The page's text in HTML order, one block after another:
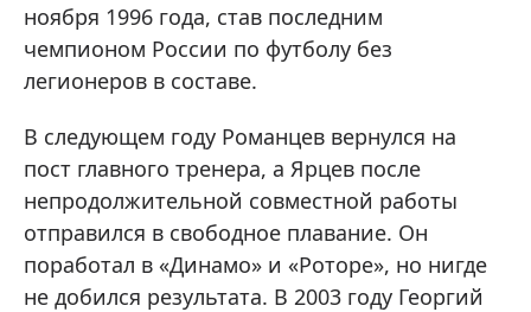
ноября 1996 года, став последним
чемпионом России по футболу без
легионеров в составе.
В следующем году Романцев вернулся на
пост главного тренера, а Ярцев после
непродолжительной совместной работы
отправился в свободное плавание. Он
поработал в «Динамо» и «Роторе», но нигде
не добился результата. В 2003 году Георгий